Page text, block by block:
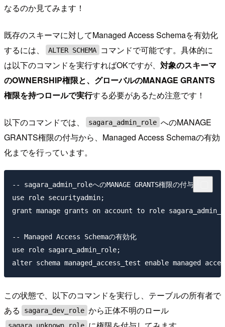
なるのか見てみます！
既存のスキーマに対してManaged Access Schemaを有効化
するには、
ALTER SCHEMA
コマンドで可能です。具体的に
は以下のコマンドを実行すればOKですが、 対象のスキーマ
のOWNERSHIP権限と、グローバルのMANAGE GRANTS
権限を持つロールで実行する必要があるため注意です！
以下のコマンドでは、 sagara_admin_role へのMANAGE
GRANTS権限の付与から、Managed Access Schemaの有効
化までを行っています。
-- sagara_admin_roleへのMANAGE GRANTS権限の付与
use role securityadmin;
grant manage grants on account to role
-- Managed Access Schemaの有効化
use role sagara_admin_role;
この状態で、以下のコマンドを実行し、テーブルの所有者で
ある
sagara_dev_role から正体不明のロール